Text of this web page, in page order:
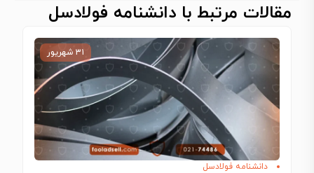
مقالات مرتبط با دانشنامه فولادسل
۳۱ شهریور
دانشنامه فولادسل